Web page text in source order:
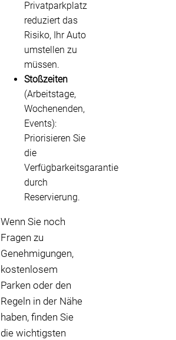
Privatparkplatz
reduziert das
Risiko, Ihr Auto
umstellen zu
müssen.
Stoßzeiten
(Arbeitstage,
Wochenenden,
Events):
Priorisieren Sie
die
Verfügbarkeitsgarantie
durch
Reservierung.
Wenn Sie noch
Fragen zu
Genehmigungen,
kostenlosem
Parken oder den
Regeln in der Nähe
haben, finden Sie
die wichtigsten